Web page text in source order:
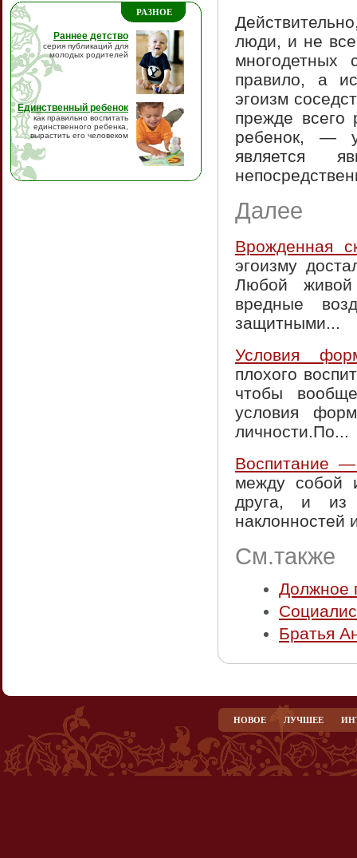
РАЗНОЕ
Раннее детство
серия публикаций для
молодых родителей
Единственный ребенок
как правильно воспитать
единственного ребенка,
вырастить его человеком
люди, и не
правило, а
эгоизм
прежде
ребенок, —
является
Далее
Врожденная
эгоизму
Любой живой
вредные
защитными...
Условия
плохого
чтобы
условия
личности.По...
Воспитание
между собой
друга, и из
наклонностей
См.также
Должное
Братья
НОВОЕ ЛУЧШЕЕ